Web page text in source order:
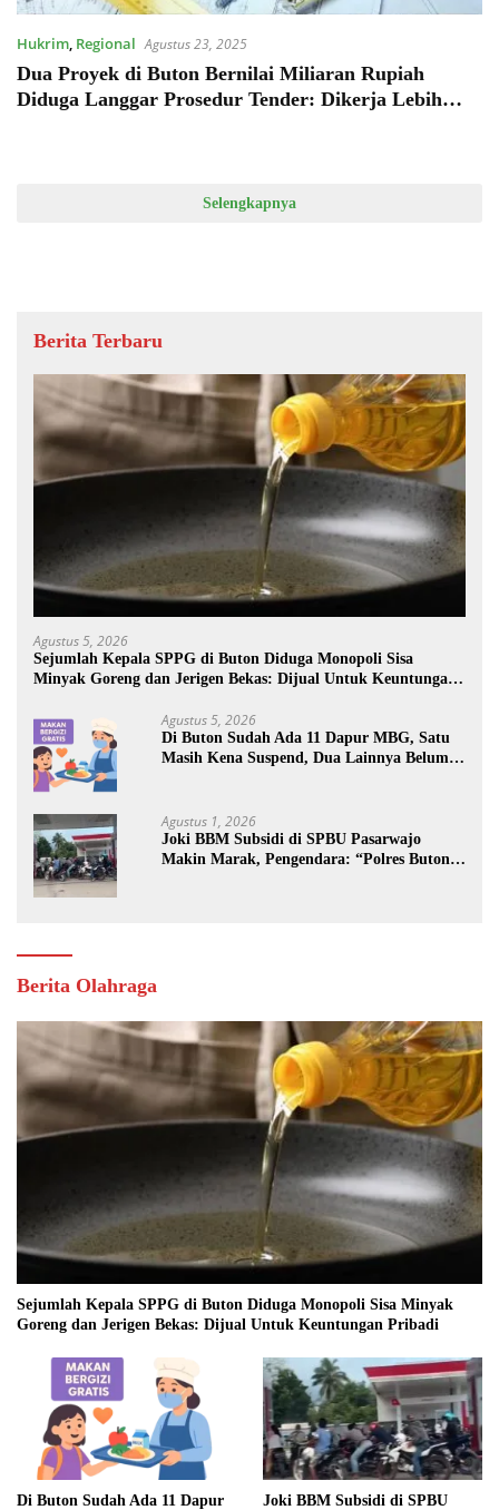
Hukrim, Regional Agustus 23, 2025
Dua Proyek di Buton Bernilai Miliaran Rupiah
Diduga Langgar Prosedur Tender: Dikerja Lebih
Selengkapnya
Berita Terbaru
Agustus 5, 2026
Sejumlah Kepala SPPG di Buton Diduga Monopoli Sisa
Minyak Goreng dan Jerigen Bekas: Dijual Untuk Keuntungan
Agustus 5, 2026
Di Buton Sudah Ada 11 Dapur MBG, Satu
Masih Kena Suspend, Dua Lainnya Belum
Agustus 1, 2026
Joki BBM Subsidi di SPBU Pasarwajo
Makin Marak, Pengendara: “Polres Buton
Berita Olahraga
Sejumlah Kepala SPPG di Buton Diduga Monopoli Sisa Minyak
Goreng dan Jerigen Bekas: Dijual Untuk Keuntungan Pribadi
Di Buton Sudah Ada 11 Dapur
Joki BBM Subsidi di SPBU